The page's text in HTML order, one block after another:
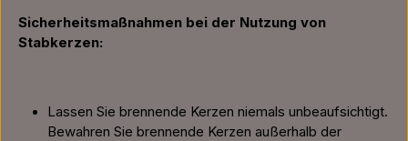
Sicherheitsmaßnahmen bei der Nutzung von
Stabkerzen:
Lassen Sie brennende Kerzen niemals unbeaufsichtigt.
Bewahren Sie brennende Kerzen außerhalb der